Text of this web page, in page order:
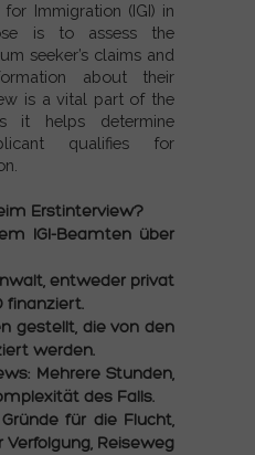
Immigration (IGI) in
is to assess the
seeker’s claims and
about their
is a vital part of the
it helps determine
qualifies for
Erstinterview?
IGI-Beamten über
entweder privat
finanziert.
gestellt, die von den
werden.
Mehrere Stunden,
des Falls.
für die Flucht,
Verfolgung, Reiseweg